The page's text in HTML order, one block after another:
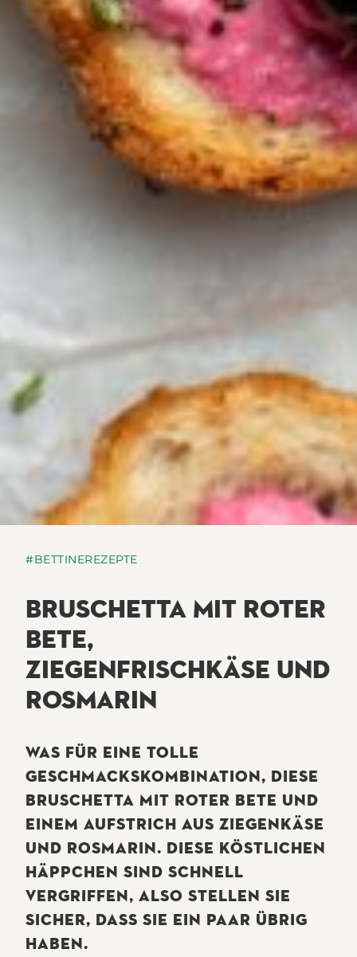
#BETTINEREZEPTE
BRUSCHETTA MIT ROTER
BETE,
ZIEGENFRISCHKÄSE UND
ROSMARIN
WAS FÜR EINE TOLLE
GESCHMACKSKOMBINATION, DIESE
BRUSCHETTA MIT ROTER BETE UND
EINEM AUFSTRICH AUS ZIEGENKÄSE
UND ROSMARIN. DIESE KÖSTLICHEN
HÄPPCHEN SIND SCHNELL
VERGRIFFEN, ALSO STELLEN SIE
SICHER, DASS SIE EIN PAAR ÜBRIG
HABEN.